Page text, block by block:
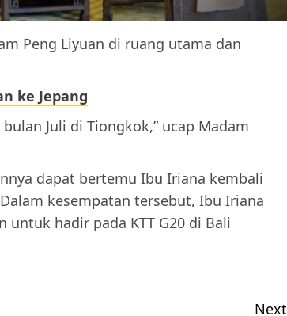
Peng Liyuan di ruang utama dan
ke Jepang
Juli di Tiongkok,” ucap Madam
dapat bertemu Ibu Iriana kembali
kesempatan tersebut, Ibu Iriana
untuk hadir pada KTT G20 di Bali
Next